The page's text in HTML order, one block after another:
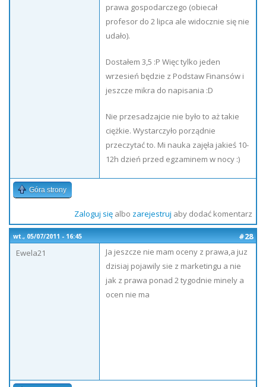
prawa gospodarczego (obiecał
profesor do 2 lipca ale widocznie się nie
udało).
Dostałem 3,5 :P Więc tylko jeden
wrzesień będzie z Podstaw Finansów i
jeszcze mikra do napisania :D
Nie przesadzajcie nie było to aż takie
ciężkie. Wystarczyło porządnie
przeczytać to. Mi nauka zajęła jakieś 10-
12h dzień przed egzaminem w nocy :)
Góra strony
Zaloguj sięalbo zarejestruj aby dodać komentarz
wt., 05/07/2011 - 16:45
#28
Ewela21
Ja jeszcze nie mam oceny z prawa,a juz
dzisiaj pojawily sie z marketingu a nie
jak z prawa ponad 2 tygodnie minely a
ocen nie ma